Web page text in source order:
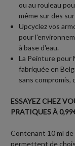
ou au rouleau
même sur des
Upcyclez vos
pour
à base d'eau.
La Peinture pour
fabriquée en
sans compromis,
ESSAYEZ CHEZ
PRATIQUES À
Contenant 10 ml
permettent de